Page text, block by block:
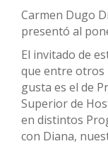
Carmen Dugo
presentó al
El invitado de
que entre otros
gusta es el de
Superior de
en distintos
con Diana,